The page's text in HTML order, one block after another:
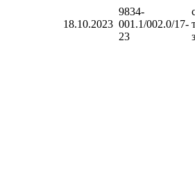
18.10.2023
9834-
001.1/002.0/17-
23